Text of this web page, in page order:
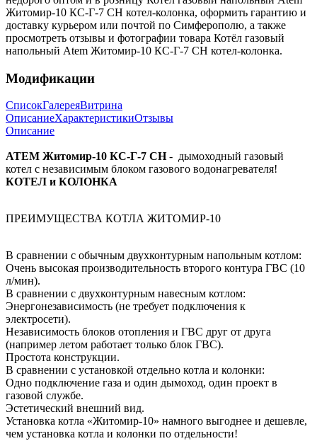
Житомир-10 КС-Г-7 СН котел-колонка, оформить гарантию и
доставку курьером или почтой по Симферополю, а также
просмотреть отзывы и фотографии товара Котёл газовый
напольный Atem Житомир-10 КС-Г-7 СН котел-колонка.
Модификации
СписокГалереяВитрина
ОписаниеХарактеристикиОтзывы
Описание
АТЕМ Житомир-10 КС-Г-7 СН- дымоходный газовый
котел с независимым блоком газового водонагревателя!
КОТЕЛ и КОЛОНКА
ПРЕИМУЩЕСТВА КОТЛА ЖИТОМИР-10
В сравнении с обычным двухконтурным напольным котлом:
Очень высокая производительность второго контура ГВС (10
л/мин).
В сравнении с двухконтурным навесным котлом:
Энергонезависимость (не требует подключения к
электросети).
Независимость блоков отопления и ГВС друг от друга
(например летом работает только блок ГВС).
Простота конструкции.
В сравнении с установкой отдельно котла и колонки:
Одно подключение газа и один дымоход, один проект в
газовой службе.
Эстетический внешний вид.
Установка котла «Житомир-10» намного выгоднее и дешевле,
чем установка котла и колонки по отдельности!